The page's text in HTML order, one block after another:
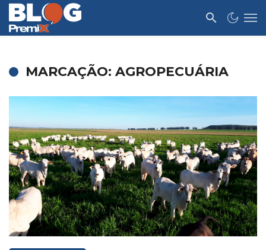
MARCAÇÃO: AGROPECUÁRIA